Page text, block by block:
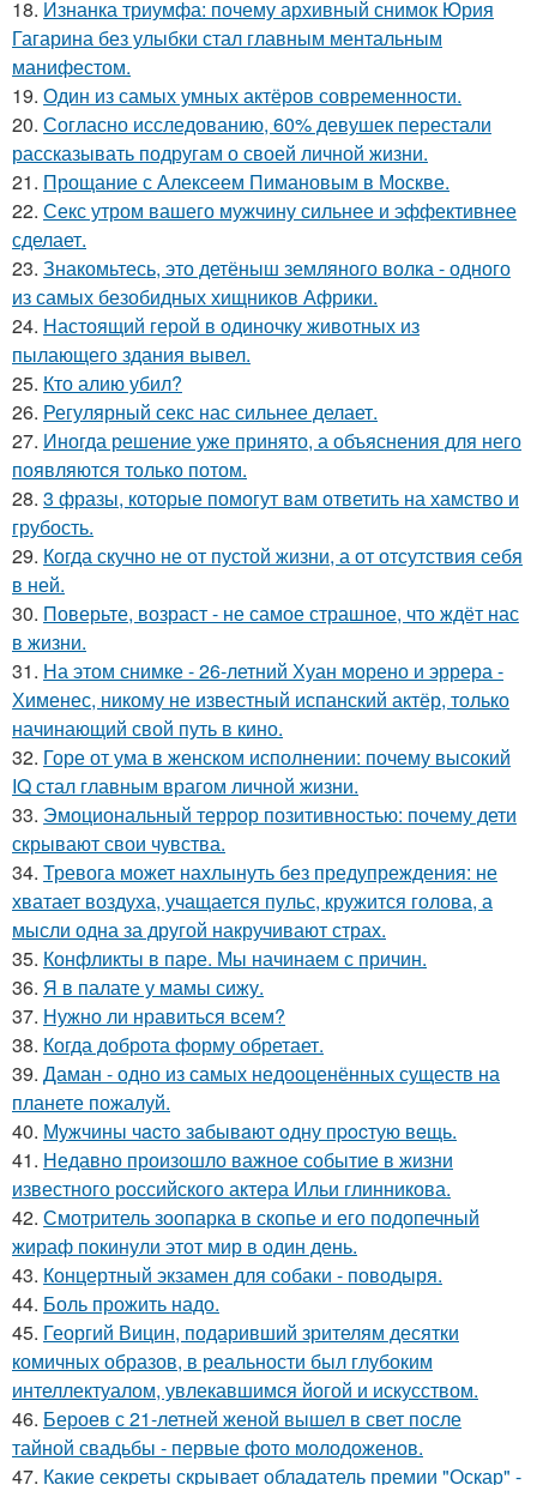
18. Изнанка триумфа: почему архивный снимок Юрия
Гагарина без улыбки стал главным ментальным
манифестом.
19. Один из самых умных актёров современности.
20. Согласно исследованию, 60% девушек перестали
рассказывать подругам о своей личной жизни.
21. Прощание с Алексеем Пимановым в Москве.
22. Секс утром вашего мужчину сильнее и эффективнее
сделает.
23. Знакомьтесь, это детёныш земляного волка - одного
из самых безобидных хищников Африки.
24. Настоящий герой в одиночку животных из
пылающего здания вывел.
25. Кто алию убил?
26. Регулярный секс нас сильнее делает.
27. Иногда решение уже принято, а объяснения для него
появляются только потом.
28. 3 фразы, которые помогут вам ответить на хамство и
грубость.
29. Когда скучно не от пустой жизни, а от отсутствия себя
в ней.
30. Поверьте, возраст - не самое страшное, что ждёт нас
в жизни.
31. На этом снимке - 26-летний Хуан морено и эррера -
Хименес, никому не известный испанский актёр, только
начинающий свой путь в кино.
32. Горе от ума в женском исполнении: почему высокий
IQ стал главным врагом личной жизни.
33. Эмоциональный террор позитивностью: почему дети
скрывают свои чувства.
34. Тревога может нахлынуть без предупреждения: не
хватает воздуха, учащается пульс, кружится голова, а
мысли одна за другой накручивают страх.
35. Конфликты в паре. Мы начинаем с причин.
36. Я в палате у мамы сижу.
37. Нужно ли нравиться всем?
38. Когда доброта форму обретает.
39. Даман - одно из самых недооценённых существ на
планете пожалуй.
40. Мужчины чacтo зaбывaют oдну пpocтую вeщь.
41. Недавно произошло важное событие в жизни
известного российского актера Ильи глинникова.
42. Смотритель зоопарка в скопье и его подопечный
жираф покинули этот мир в один день.
43. Концертный экзамен для собаки - поводыря.
44. Боль прожить надо.
45. Георгий Вицин, подаривший зрителям десятки
комичных образов, в реальности был глубоким
интеллектуалом, увлекавшимся йогой и искусством.
46. Бероев с 21-летней женой вышел в свет после
тайной свадьбы - первые фото молодоженов.
47. Какие секреты скрывает обладатель премии "Оскар" -